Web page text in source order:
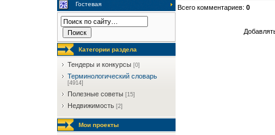
Гостевая
Категории раздела
Тендеры и конкурсы [0]
Терминологический словарь
[4914]
Полезные советы [15]
Недвижимость [2]
Мои проекты
Всего комментариев: 0